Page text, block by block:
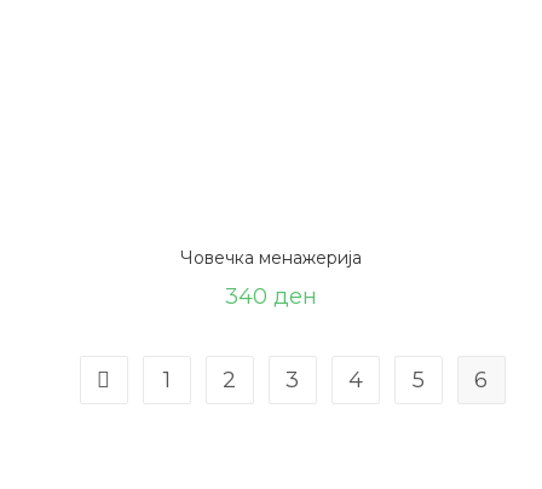
Човечка менажерија
340 ден
1 2 3 4 5 6